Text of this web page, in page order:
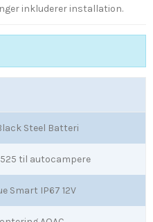
inkluderer installation.
Steel Batteri
til autocampere
Smart IP67 12V